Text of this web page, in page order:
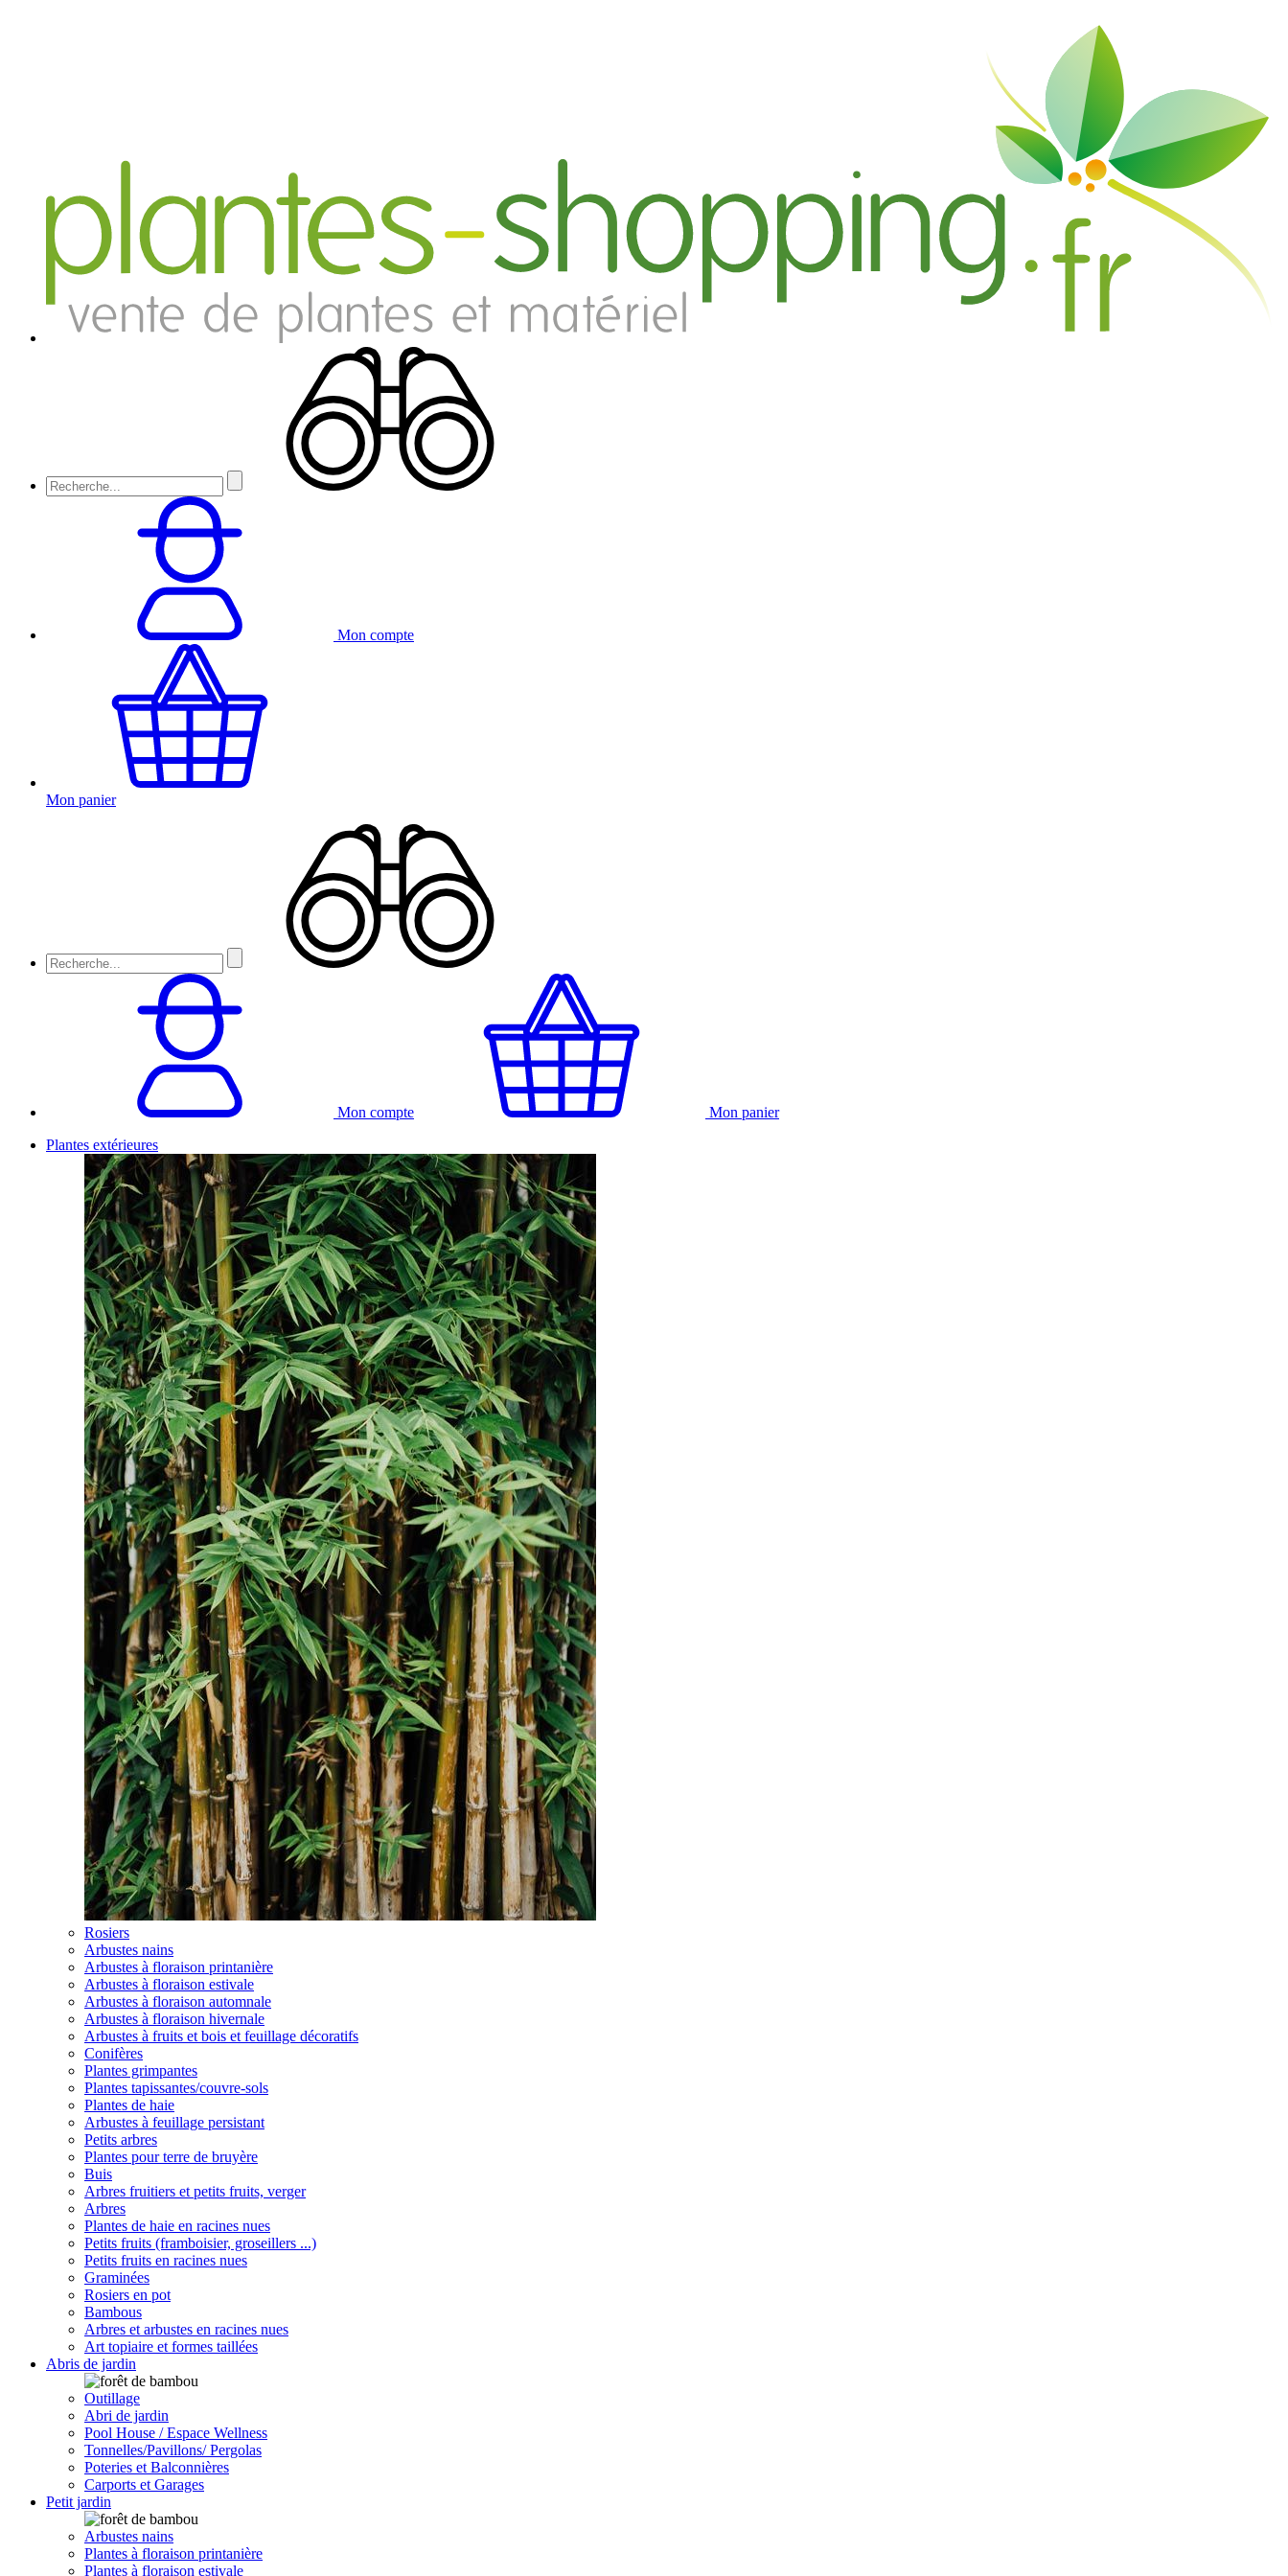
Mon compte
Mon panier
Mon compte
Mon panier
Plantes extérieures
Rosiers
Arbustes nains
Arbustes à floraison printanière
Arbustes à floraison estivale
Arbustes à floraison automnale
Arbustes à floraison hivernale
Arbustes à fruits et bois et feuillage décoratifs
Conifères
Plantes grimpantes
Plantes tapissantes/couvre-sols
Plantes de haie
Arbustes à feuillage persistant
Petits arbres
Plantes pour terre de bruyère
Buis
Arbres fruitiers et petits fruits, verger
Arbres
Plantes de haie en racines nues
Petits fruits (framboisier, groseillers ...)
Petits fruits en racines nues
Graminées
Rosiers en pot
Bambous
Arbres et arbustes en racines nues
Art topiaire et formes taillées
Abris de jardin
Outillage
Abri de jardin
Pool House / Espace Wellness
Tonnelles/Pavillons/ Pergolas
Poteries et Balconnières
Carports et Garages
Petit jardin
Arbustes nains
Plantes à floraison printanière
Plantes à floraison estivale